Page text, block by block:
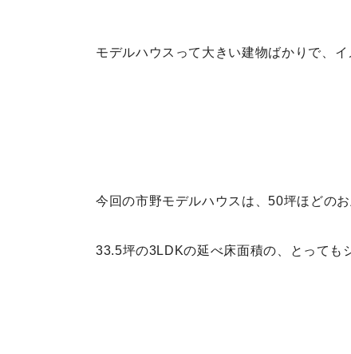
モデルハウスって大きい建物ばかりで、
今回の市野モデルハウスは、50坪ほどの
33.5坪の3LDKの延べ床面積の、とっても